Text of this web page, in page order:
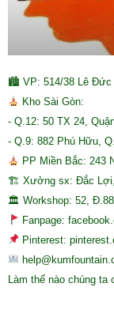
🏙 VP: 514/38 Lê Đức
Kho Sài Gòn:
- Q.12: 50 TX 24,
- Q.9: 882 Phú Hữu,
PP Miền Bắc: 243
🏗 Xưởng sx: Đắc Lợi,
🏛 Workshop: 52,
Fanpage:
Pinterest:
Làm thế nào chúng